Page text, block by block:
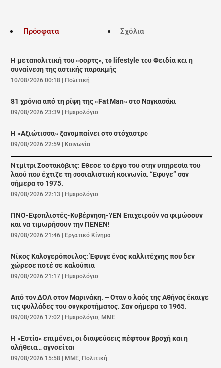
Πρόσφατα Σχόλια
Η μεταπολιτική του «σορτς», το lifestyle του Φειδία και η
συναίνεση της αστικής παρακμής
10/08/2026 00:18 Πολιτική
81 χρόνια από τη ρίψη της «Fat Man» στο Ναγκασάκι
09/08/2026 23:39 Ημερολόγιο
Η «Αξιώτισσα» ξαναμπαίνει στο στόχαστρο
09/08/2026 22:59 Κοινωνία
Ντμίτρι Σοστακόβιτς: Εθεσε το έργο του στην υπηρεσία του
λαού που έχτιζε τη σοσιαλιστική κοινωνία. “Εφυγε” σαν
σήμερα το 1975.
09/08/2026 22:13 Ημερολόγιο
ΠΝΟ-Εφοπλιστές-Κυβέρνηση-ΥΕΝ Επιχειρούν να φιμώσουν
και να τιμωρήσουν την ΠΕΝΕΝ!
09/08/2026 21:46 Εργατικό Κίνημα
Νίκος Καλογερόπουλος: Έφυγε ένας καλλιτέχνης που δεν
χώρεσε ποτέ σε καλούπια
09/08/2026 21:17 Ημερολόγιο
Από τον ΔΟΛ στον Μαρινάκη. – Οταν ο λαός της Αθήνας έκαιγε
τις φυλλάδες του συγκροτήματος. Σαν σήμερα το 1965.
09/08/2026 17:02 Ημερολόγιο, ΜΜΕ
Η «Εστία» επιμένει, οι διαψεύσεις πέφτουν βροχή και η
αλήθεια… αγνοείται
09/08/2026 15:58 ΜΜΕ, Πολιτική